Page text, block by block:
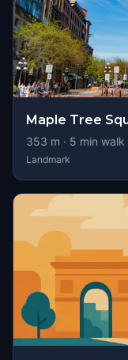
Maple Tree
353 m · 5 min walk
Landmark